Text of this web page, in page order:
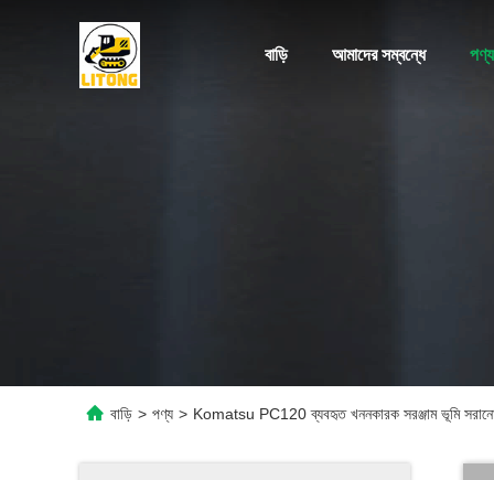
বাড়ি আমাদের সম্বন্ধে পণ্য
বাড়ি > পণ্য > Komatsu PC120 ব্যবহৃত খননকারক সরঞ্জাম ভূমি